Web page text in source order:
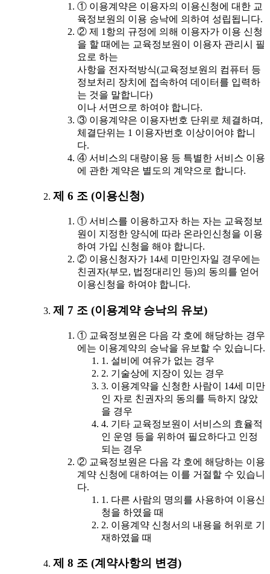
① 이용계약은 이용자의 이용신청에 대한 교
육정보원의 이용 승낙에 의하여 성립됩니다.
② 제 1항의 규정에 의해 이용자가 이용 신청
을 할 때에는 교육정보원이 이용자 관리시 필
요로 하는
사항을 전자적방식(교육정보원의 컴퓨터 등
정보처리 장치에 접속하여 데이터를 입력하
는 것을 말합니다)
이나 서면으로 하여야 합니다.
③ 이용계약은 이용자번호 단위로 체결하며,
체결단위는 1 이용자번호 이상이어야 합니
다.
④ 서비스의 대량이용 등 특별한 서비스 이용
에 관한 계약은 별도의 계약으로 합니다.
제 6 조 (이용신청)
① 서비스를 이용하고자 하는 자는 교육정보
원이 지정한 양식에 따라 온라인신청을 이용
하여 가입 신청을 해야 합니다.
② 이용신청자가 14세 미만인자일 경우에는
친권자(부모, 법정대리인 등)의 동의를 얻어
이용신청을 하여야 합니다.
제 7 조 (이용계약 승낙의 유보)
① 교육정보원은 다음 각 호에 해당하는 경우
에는 이용계약의 승낙을 유보할 수 있습니다.
1. 설비에 여유가 없는 경우
2. 기술상에 지장이 있는 경우
3. 이용계약을 신청한 사람이 14세 미만
인 자로 친권자의 동의를 득하지 않았
을 경우
4. 기타 교육정보원이 서비스의 효율적
인 운영 등을 위하여 필요하다고 인정
되는 경우
② 교육정보원은 다음 각 호에 해당하는 이용
계약 신청에 대하여는 이를 거절할 수 있습니
다.
1. 다른 사람의 명의를 사용하여 이용신
청을 하였을 때
2. 이용계약 신청서의 내용을 허위로 기
재하였을 때
제 8 조 (계약사항의 변경)